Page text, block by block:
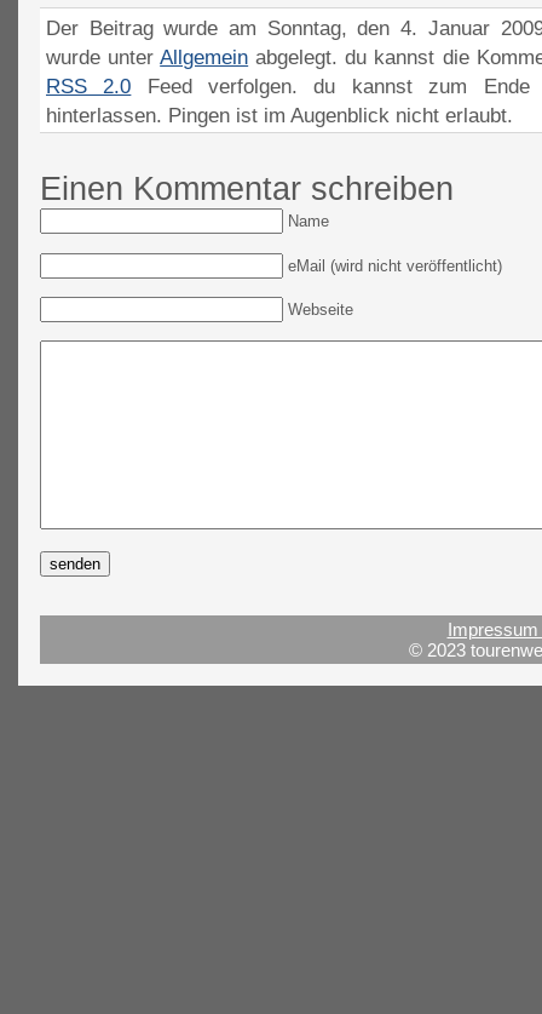
Der Beitrag wurde am Sonntag, den 4. Januar
wurde unterAllgemein abgelegt. du kannst die
RSS 2.0 Feed verfolgen. du kannst zum Ende
hinterlassen. Pingen ist im Augenblick nicht erlaubt.
Einen Kommentar schreiben
Name
eMail (wird nicht veröffentlicht)
Webseite
© 2023